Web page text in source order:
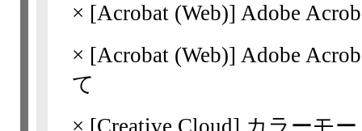
× [Acrobat (Web)] Adobe
× [Acrobat (Web)] Adobe
て
× [Creative Cloud] カラーモ